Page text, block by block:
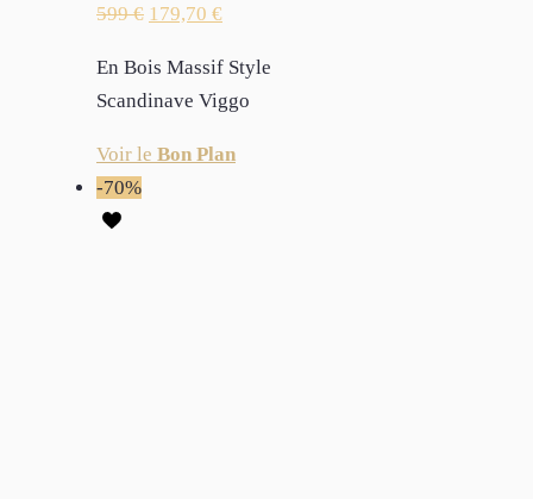
599€ 179,70 €
En Bois Massif Style
Scandinave Viggo
Voir le Bon Plan
-70%